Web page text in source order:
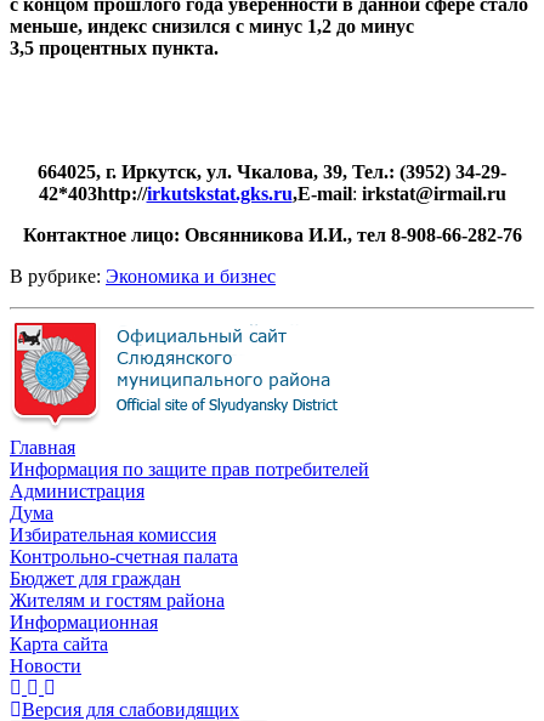
меньше, индекс снизился с минус 1,2 до минус
3,5 процентных пункта.
664025, г. Иркутск, ул. Чкалова, 39, Тел.: (3952) 34-29-
42*403http://irkutskstat.gks.ru,E-mail: irkstat@irmail.ru
Контактное лицо: Овсянникова И.И., тел 8-908-66-282-76
В рубрике: Экономика и бизнес
Главная
Информация по защите прав потребителей
Администрация
Дума
Избирательная комиссия
Контрольно-счетная палата
Бюджет для граждан
Жителям и гостям района
Информационная
Карта сайта
Новости
Версия для слабовидящих